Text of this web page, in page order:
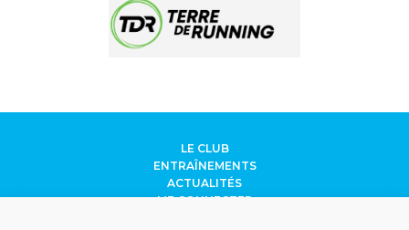
LE CLUB
ENTRAÎNEMENTS
ACTUALITÉS
ME CONNECTER